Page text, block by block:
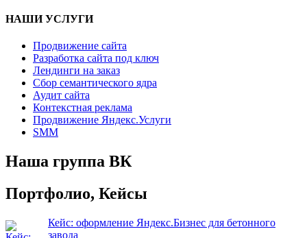
НАШИ УСЛУГИ
Продвижение сайта
Разработка сайта под ключ
Лендинги на заказ
Сбор семантического ядра
Аудит сайта
Контекстная реклама
Продвижение Яндекс.Услуги
SMM
Наша группа ВК
Портфолио, Кейсы
Кейс: оформление Яндекс.Бизнес для бетонного
завода